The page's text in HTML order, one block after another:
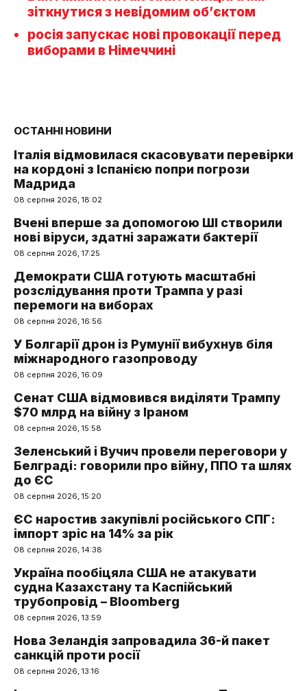
зіткнутися з невідомим об’єктом
росія запускає нові провокації перед
виборами в Німеччині
ОСТАННІ НОВИНИ
Італія відмовилася скасовувати перевірки
на кордоні з Іспанією попри погрози
Мадрида
08 серпня 2026, 18:02
Вчені вперше за допомогою ШІ створили
нові віруси, здатні заражати бактерії
08 серпня 2026, 17:25
Демократи США готують масштабні
розслідування проти Трампа у разі
перемоги на виборах
08 серпня 2026, 16:56
У Болгарії дрон із Румунії вибухнув біля
міжнародного газопроводу
08 серпня 2026, 16:09
Сенат США відмовився виділяти Трампу
$70 млрд на війну з Іраном
08 серпня 2026, 15:58
Зеленський і Вучич провели переговори у
Белграді: говорили про війну, ППО та шлях
до ЄС
08 серпня 2026, 15:20
ЄС наростив закупівлі російського СПГ:
імпорт зріс на 14% за рік
08 серпня 2026, 14:38
Україна пообіцяла США не атакувати
судна Казахстану та Каспійський
трубопровід – Bloomberg
08 серпня 2026, 13:59
Нова Зеландія запровадила 36-й пакет
санкцій проти росії
08 серпня 2026, 13:16